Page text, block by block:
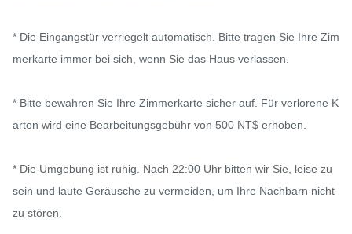
* Die Eingangstür verriegelt automatisch. Bitte tragen Sie Ihre Zim
merkarte immer bei sich, wenn Sie das Haus verlassen.
* Bitte bewahren Sie Ihre Zimmerkarte sicher auf. Für verlorene K
arten wird eine Bearbeitungsgebühr von 500 NT$ erhoben.
* Die Umgebung ist ruhig. Nach 22:00 Uhr bitten wir Sie, leise zu
sein und laute Geräusche zu vermeiden, um Ihre Nachbarn nicht
zu stören.